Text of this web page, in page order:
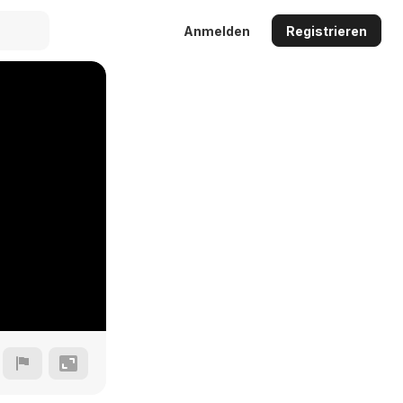
Anmelden Registrieren